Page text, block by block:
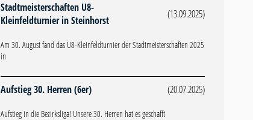
Stadtmeisterschaften U8-
Kleinfeldturnier in Steinhorst
(13.09.2025)
Am 30. August fand das U8-Kleinfeldturnier der Stadtmeisterschaften 2025
in
Aufstieg 30. Herren (6er) (20.07.2025)
Aufstieg in die Bezirksliga! Unsere 30. Herren hat es geschafft